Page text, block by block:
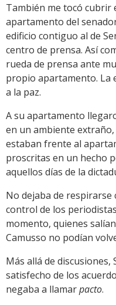
También me tocó cubrir
apartamento del
edificio contiguo al de
centro de prensa. Así
rueda de prensa ante
propio apartamento. La
a la paz.
A su apartamento
en un ambiente
estaban frente al
proscritas en un hecho
aquellos días de la
No dejaba de
control de los
momento, quienes
Camusso no podían
Más allá de
satisfecho de los
negaba a llamarpacto.